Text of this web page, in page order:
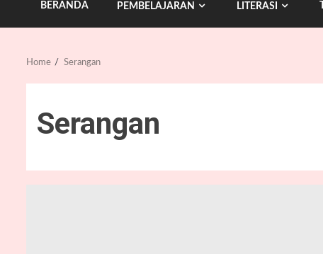
BERANDA PEMBELAJARAN LITERASI
Home Serangan
Serangan